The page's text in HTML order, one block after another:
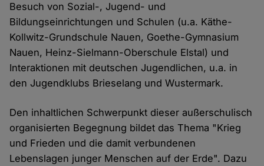
Besuch von Sozial-, Jugend- und
Bildungseinrichtungen und Schulen (u.a. Käthe-
Kollwitz-Grundschule Nauen, Goethe-Gymnasium
Nauen, Heinz-Sielmann-Oberschule Elstal) und
Interaktionen mit deutschen Jugendlichen, u.a. in
den Jugendklubs Brieselang und Wustermark.
Den inhaltlichen Schwerpunkt dieser außerschulisch
organisierten Begegnung bildet das Thema "Krieg
und Frieden und die damit verbundenen
Lebenslagen junger Menschen auf der Erde". Dazu